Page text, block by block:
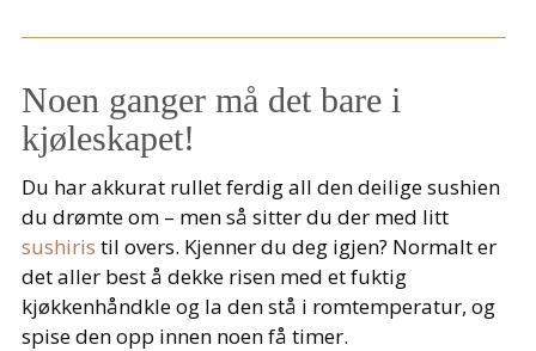
Noen ganger må det bare i
kjøleskapet!
Du har akkurat rullet ferdig all den deilige sushien
du drømte om – men så sitter du der med litt
sushiris til overs. Kjenner du deg igjen? Normalt er
det aller best å dekke risen med et fuktig
kjøkkenhåndkle og la den stå i romtemperatur, og
spise den opp innen noen få timer.